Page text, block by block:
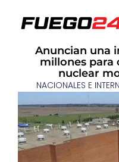
Anuncian una
millones para
nuclear
NACIONALES E